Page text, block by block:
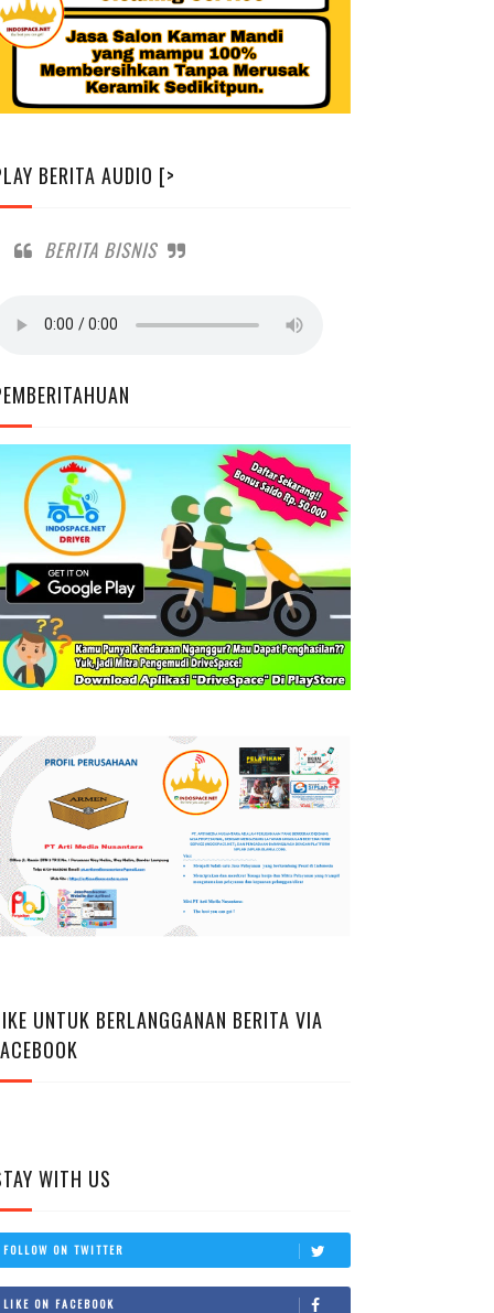
BERITA AUDIO [>
BERITA BISNIS
UNTUK BERLANGGANAN BERITA VIA
WITH US
FOLLOW ON TWITTER
LIKE ON FACEBOOK